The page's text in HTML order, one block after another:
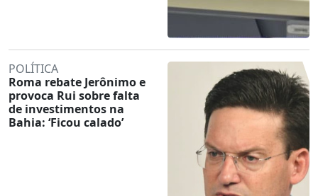
POLÍTICA
Roma rebate Jerônimo e
provoca Rui sobre falta
de investimentos na
Bahia: ‘Ficou calado’